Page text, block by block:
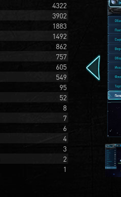
4322
3902
1883
1492
862
757
605
549
95
52
8
7
6
4
3
2
1